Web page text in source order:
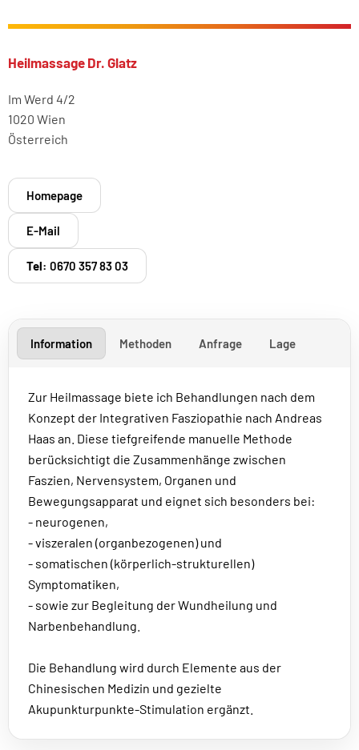
Heilmassage Dr. Glatz
Im Werd 4/2
1020 Wien
Österreich
Homepage
E-Mail
Tel: 0670 357 83 03
Information Methoden Anfrage Lage
Zur Heilmassage biete ich Behandlungen nach dem
Konzept der Integrativen Fasziopathie nach Andreas
Haas an. Diese tiefgreifende manuelle Methode
berücksichtigt die Zusammenhänge zwischen
Faszien, Nervensystem, Organen und
Bewegungsapparat und eignet sich besonders bei:
- neurogenen,
- viszeralen (organbezogenen) und
- somatischen (körperlich-strukturellen)
Symptomatiken,
- sowie zur Begleitung der Wundheilung und
Narbenbehandlung.
Die Behandlung wird durch Elemente aus der
Chinesischen Medizin und gezielte
Akupunkturpunkte-Stimulation ergänzt.